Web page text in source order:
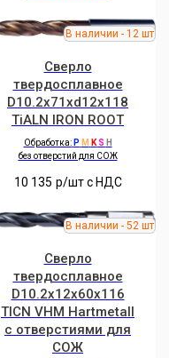
Сверло
твердосплавное
D10.2x71xd12x118
TiALN IRON ROOT
Обработка: P M K S H
без отверстий для СОЖ
10 135 р/шт c НДС
Сверло
твердосплавное
D10.2x12x60x116
TICN VHM Hartmetall
с отверстиями для
СОЖ